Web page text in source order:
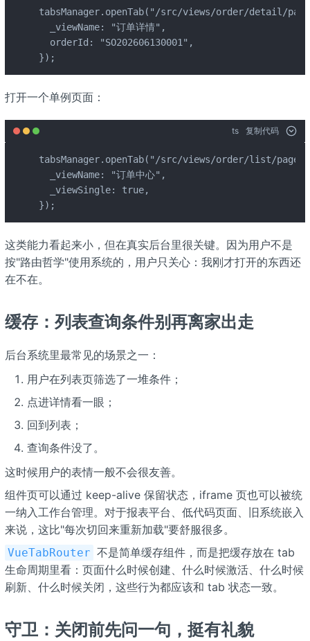
tabsManager.openTab("/src/views/order/detail/
  _viewName: "订单详情",
  orderId: "SO202606130001",
});
打开一个单例页面：
ts 复制代码
tabsManager.openTab("/src/views/order/list/
  _viewName: "订单中心",
  _viewSingle: true,
});
这类能力看起来小，但在真实后台里很关键。因为用户不是
按"路由哲学"使用系统的，用户只关心：我刚才打开的东西还
在不在。
缓存：列表查询条件别再离家出走
后台系统里最常见的场景之一：
用户在列表页筛选了一堆条件；
点进详情看一眼；
回到列表；
查询条件没了。
这时候用户的表情一般不会很友善。
组件页可以通过 keep-alive 保留状态，iframe 页也可以被统
一纳入工作台管理。对于报表平台、低代码页面、旧系统嵌入
来说，这比"每次切回来重新加载"要舒服很多。
VueTabRouter 不是简单缓存组件，而是把缓存放在 tab
生命周期里看：页面什么时候创建、什么时候激活、什么时候
刷新、什么时候关闭，这些行为都应该和 tab 状态一致。
守卫：关闭前先问一句，挺有礼貌